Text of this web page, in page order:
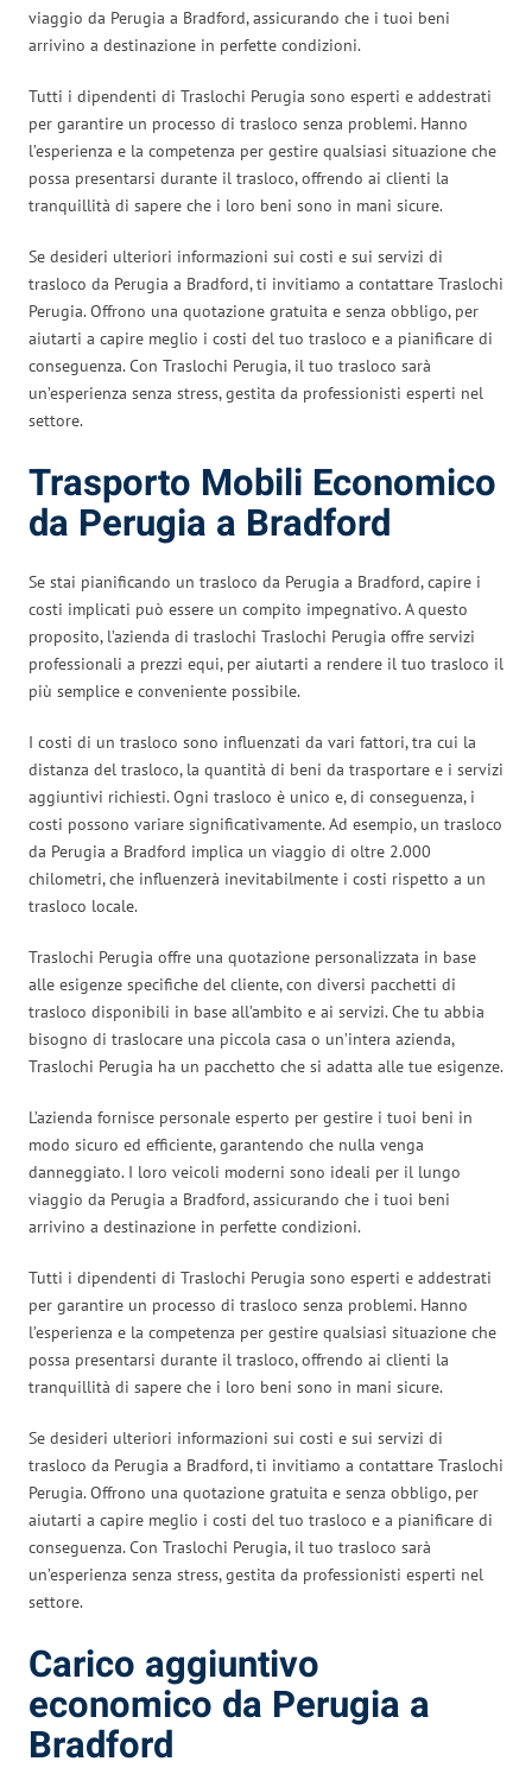
viaggio da Perugia a Bradford, assicurando che i tuoi beni
arrivino a destinazione in perfette condizioni.
Tutti i dipendenti di Traslochi Perugia sono esperti e addestrati
per garantire un processo di trasloco senza problemi. Hanno
l’esperienza e la competenza per gestire qualsiasi situazione che
possa presentarsi durante il trasloco, offrendo ai clienti la
tranquillità di sapere che i loro beni sono in mani sicure.
Se desideri ulteriori informazioni sui costi e sui servizi di
trasloco da Perugia a Bradford, ti invitiamo a contattare Traslochi
Perugia. Offrono una quotazione gratuita e senza obbligo, per
aiutarti a capire meglio i costi del tuo trasloco e a pianificare di
conseguenza. Con Traslochi Perugia, il tuo trasloco sarà
un’esperienza senza stress, gestita da professionisti esperti nel
settore.
Trasporto Mobili Economico
da Perugia a Bradford
Se stai pianificando un trasloco da Perugia a Bradford, capire i
costi implicati può essere un compito impegnativo. A questo
proposito, l’azienda di traslochi Traslochi Perugia offre servizi
professionali a prezzi equi, per aiutarti a rendere il tuo trasloco il
più semplice e conveniente possibile.
I costi di un trasloco sono influenzati da vari fattori, tra cui la
distanza del trasloco, la quantità di beni da trasportare e i servizi
aggiuntivi richiesti. Ogni trasloco è unico e, di conseguenza, i
costi possono variare significativamente. Ad esempio, un trasloco
da Perugia a Bradford implica un viaggio di oltre 2.000
chilometri, che influenzerà inevitabilmente i costi rispetto a un
trasloco locale.
Traslochi Perugia offre una quotazione personalizzata in base
alle esigenze specifiche del cliente, con diversi pacchetti di
trasloco disponibili in base all’ambito e ai servizi. Che tu abbia
bisogno di traslocare una piccola casa o un’intera azienda,
Traslochi Perugia ha un pacchetto che si adatta alle tue esigenze.
L’azienda fornisce personale esperto per gestire i tuoi beni in
modo sicuro ed efficiente, garantendo che nulla venga
danneggiato. I loro veicoli moderni sono ideali per il lungo
viaggio da Perugia a Bradford, assicurando che i tuoi beni
arrivino a destinazione in perfette condizioni.
Tutti i dipendenti di Traslochi Perugia sono esperti e addestrati
per garantire un processo di trasloco senza problemi. Hanno
l’esperienza e la competenza per gestire qualsiasi situazione che
possa presentarsi durante il trasloco, offrendo ai clienti la
tranquillità di sapere che i loro beni sono in mani sicure.
Se desideri ulteriori informazioni sui costi e sui servizi di
trasloco da Perugia a Bradford, ti invitiamo a contattare Traslochi
Perugia. Offrono una quotazione gratuita e senza obbligo, per
aiutarti a capire meglio i costi del tuo trasloco e a pianificare di
conseguenza. Con Traslochi Perugia, il tuo trasloco sarà
un’esperienza senza stress, gestita da professionisti esperti nel
settore.
Carico aggiuntivo
economico da Perugia a
Bradford